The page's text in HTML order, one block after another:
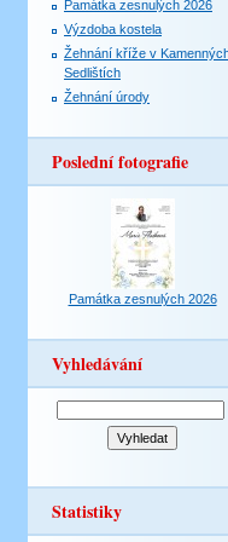
Památka zesnulých 2026
Výzdoba kostela
Žehnání kříže v
Sedlištích
Žehnání úrody
Poslední fotografie
Památka zesnulých 2026
Vyhledávání
Statistiky